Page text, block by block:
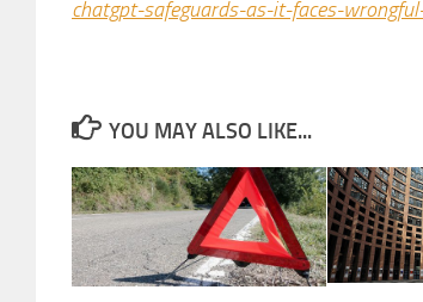
chatgpt-safeguards-as-it-faces-
YOU MAY ALSO LIKE...